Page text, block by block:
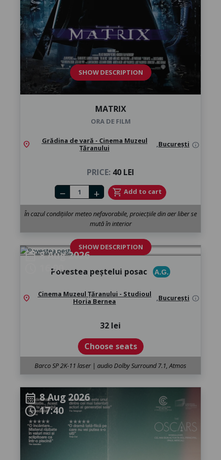
SHOW DESCRIPTION
MATRIX
ORA DE FILM
location_on
Grădina de vară - Cinema Muzeul
Țăranului
,București info
PRICE: 40 LEI
Number of tickets
remove add shopping_cart Add to cart
În cazul condițiilor meteo nefavorabile, proiecțiile din aer liber se
mută în interior
calendar_month8 Aug 2026
16:00
SHOW DESCRIPTION
Povestea peștelui posac A.G.
location_on
Cinema Muzeul Țăranului - Studioul
Horia Bernea
,București info
32 lei
Choose seats
Barco SP 2K-11 laser | audio Dolby Surround 7.1, Atmos
calendar_month8 Aug 2026
schedule17:40